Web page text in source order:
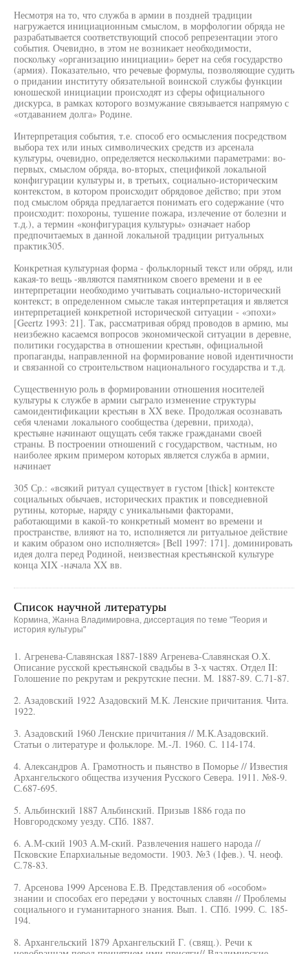
Несмотря на то, что служба в армии в поздней традиции
нагружается инициационным смыслом, в морфологии обряда не
разрабатывается соответствующий способ репрезентации этого
события. Очевидно, в этом не возникает необходимости,
поскольку «организацию инициации» берет на себя государство
(армия). Показательно, что речевые формулы, позволяющие судить
о придании институту обязательной воинской службы функции
юношеской инициации происходят из сферы официального
дискурса, в рамках которого возмужание связывается напрямую с
«отдаванием долга» Родине.
Интерпретация события, т.е. способ его осмысления посредством
выбора тех или иных символических средств из арсенала
культуры, очевидно, определяется несколькими параметрами: во-
первых, смыслом обряда, во-вторых, спецификой локальной
конфигурации культуры и, в третьих, социально-историческим
контекстом, в котором происходит обрядовое действо; при этом
под смыслом обряда предлагается понимать его содержание (что
происходит: похороны, тушение пожара, излечение от болезни и
т.д.), а термин «конфигурация культуры» означает набор
предпочитаемых в данной локальной традиции ритуальных
практик305.
Конкретная культурная форма - фольклорный текст или обряд, или
какая-то вещь -являются памятником своего времени и в ее
интерпретации необходимо учитывать социально-исторический
контекст; в определенном смысле такая интерпретация и является
интерпретацией конкретной исторической ситуации - «эпохи»
[Geertz 1993: 21]. Так, рассматривая обряд проводов в армию, мы
неизбежно касаемся вопросов экономической ситуации в деревне,
политики государства в отношении крестьян, официальной
пропаганды, направленной на формирование новой идентичности
и связанной со строительством национального государства и т.д.
Существенную роль в формировании отношения носителей
культуры к службе в армии сыграло изменение структуры
самоидентификации крестьян в XX веке. Продолжая осознавать
себя членами локального сообщества (деревни, прихода),
крестьяне начинают ощущать себя также гражданами своей
страны. В построении отношений с государством, частным, но
наиболее ярким примером которых является служба в армии,
начинает
305 Ср.: «всякий ритуал существует в густом [thick] контексте
социальных обычаев, исторических практик и повседневной
рутины, которые, наряду с уникальными факторами,
работающими в какой-то конкретный момент во времени и
пространстве, влияют на то, исполняется ли ритуальное действие
и каким образом оно исполняется» [Bell 1997: 171]. доминировать
идея долга перед Родиной, неизвестная крестьянской культуре
конца XIX -начала XX вв.
Список научной литературы
Кормина, Жанна Владимировна, диссертация по теме "Теория и
история культуры"
1. Агренева-Славянская 1887-1889 Агренева-Славянская О.Х.
Описание русской крестьянской свадьбы в 3-х частях. Отдел II:
Голошение по рекрутам и рекрутские песни. М. 1887-89. С.71-87.
2. Азадовский 1922 Азадовский М.К. Ленские причитания. Чита.
1922.
3. Азадовский 1960 Ленские причитания // М.К.Азадовский.
Статьи о литературе и фольклоре. М.-Л. 1960. С. 114-174.
4. Александров А. Грамотность и пьянство в Поморье // Известия
Архангельского общества изучения Русского Севера. 1911. №8-9.
С.687-695.
5. Альбинский 1887 Альбинский. Призыв 1886 года по
Новгородскому уезду. СПб. 1887.
6. A.М-ский 1903 А.М-ский. Развлечения нашего народа //
Псковские Епархиальные ведомости. 1903. №3 (1фев.). Ч. неоф.
С.78-83.
7. Арсенова 1999 Арсенова Е.В. Представления об «особом»
знании и способах его передачи у восточных славян // Проблемы
социального и гуманитарного знания. Вып. 1. СПб. 1999. С. 185-
194.
8. Архангельский 1879 Архангельский Г. (свящ.). Речи к